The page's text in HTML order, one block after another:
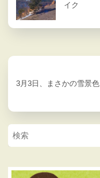
イク
3月3日、まさかの雪景色